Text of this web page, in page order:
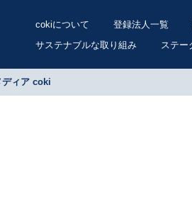
cokiについて 登録法人一覧
サステナブルな取り組み
ステー
ディア coki